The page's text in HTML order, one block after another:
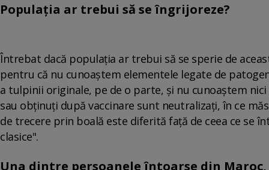
Populația ar trebui să se îngrijoreze?
Întrebat dacă populaţia ar trebui să se sperie de
pentru că nu cunoaştem elementele legate de
a tulpinii originale, pe de o parte, şi nu cunoaştem
sau obţinuţi după vaccinare sunt neutralizaţi, în ce
de trecere prin boală este diferită faţă de ceea ce se
clasice".
Una dintre persoanele întoarse din